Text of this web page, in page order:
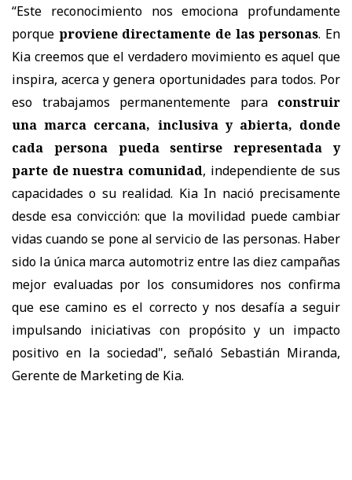
“Este reconocimiento nos emociona profundamente
porque proviene directamente de las personas. En
Kia creemos que el verdadero movimiento es aquel que
inspira, acerca y genera oportunidades para todos. Por
eso trabajamos permanentemente para construir
unamarca cercana, inclusiva y abierta, donde
cada persona pueda sentirse representada y
parte de nuestra comunidad, independiente de sus
capacidades o su realidad. Kia In nació precisamente
desde esa convicción: que la movilidad puede cambiar
vidas cuando se pone al servicio de las personas. Haber
sido la única marca automotriz entre las diez campañas
mejor evaluadas por los consumidores nos confirma
que ese camino es el correcto y nos desafía a seguir
impulsando iniciativas con propósito y un impacto
positivo en la sociedad", señaló Sebastián Miranda,
Gerente de Marketing de Kia.